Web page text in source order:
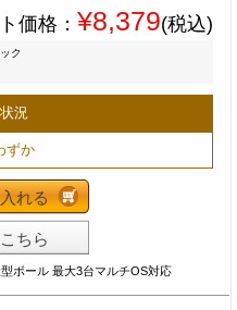
価格： ¥8,379(税込)
ク
況
ずか
れる
ちら
ボール 最大3台マルチOS対応